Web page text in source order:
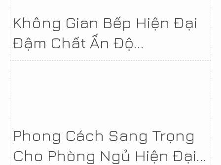
Không Gian Bếp Hiện Đại
Đậm Chất Ấn Độ...
Phong Cách Sang Trọng
Cho Phòng Ngủ Hiện Đại...